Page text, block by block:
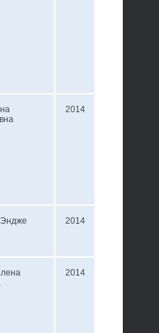
2014
2014
2014